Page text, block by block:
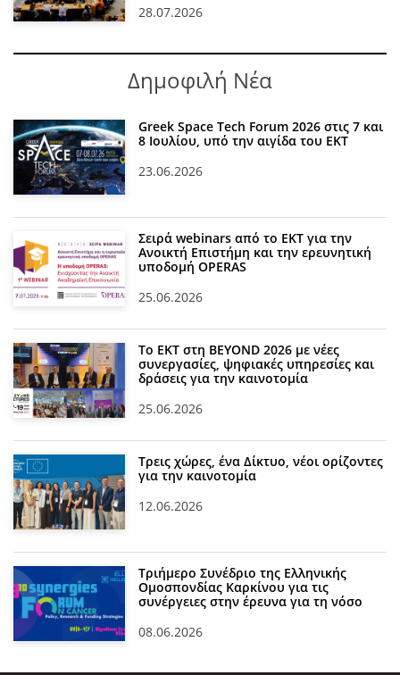
28.07.2026
Δημοφιλή Νέα
Greek Space Tech Forum 2026 στις 7 και
8 Ιουλίου, υπό την αιγίδα του ΕΚΤ
23.06.2026
Σειρά webinars από το ΕΚΤ για την
Ανοικτή Επιστήμη και την ερευνητική
υποδομή OPERAS
25.06.2026
Το ΕΚΤ στη BEYOND 2026 με νέες
συνεργασίες, ψηφιακές υπηρεσίες και
δράσεις για την καινοτομία
25.06.2026
Τρεις χώρες, ένα Δίκτυο, νέοι ορίζοντες
για την καινοτομία
12.06.2026
Τριήμερο Συνέδριο της Ελληνικής
Ομοσπονδίας Καρκίνου για τις
συνέργειες στην έρευνα για τη νόσο
08.06.2026